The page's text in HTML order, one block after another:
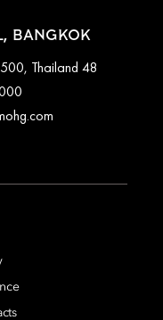
BANGKOK
48 Oriental Avenue, Bangkok, 10500, Thailand